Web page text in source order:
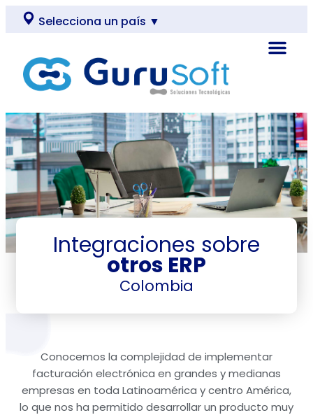
Selecciona un país ▼
Integraciones sobre
otros ERP
Colombia
Conocemos la complejidad de implementar
facturación electrónica en grandes y medianas
empresas en toda Latinoamérica y centro América,
lo que nos ha permitido desarrollar un producto muy